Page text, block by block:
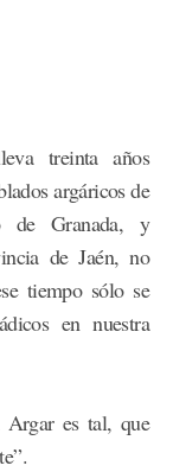
treinta años
argáricos de
de Granada, y
de Jaén, no
tiempo sólo se
en nuestra
es tal, que